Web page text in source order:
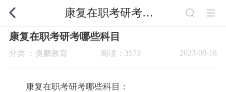
康复在职考研考哪些科目
康复在职考研考哪些科目
分类 ：奥鹏教育 2023-08-18
阅读：3573
康复在职考研考哪些科目：